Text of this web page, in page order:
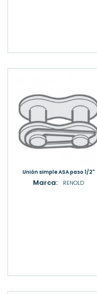
Unión simple ASA paso 1/2"
Marca: RENOLD